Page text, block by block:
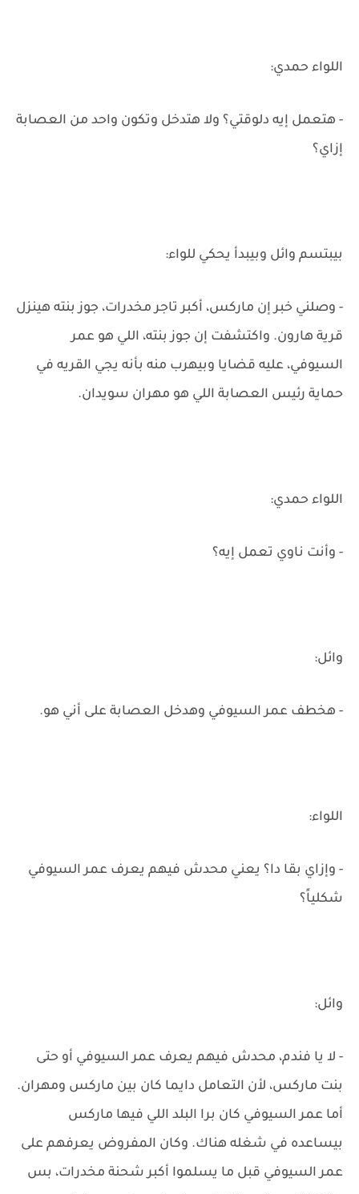
اللواء حمدي:
- هتعمل إيه دلوقتي؟ ولا هتدخل وتكون واحد من العصابة
إزاي؟
بيبتسم وائل وبيبدأ يحكي للواء:
- وصلني خبر إن ماركس، أكبر تاجر مخدرات، جوز بنته هينزل
قرية هارون. واكتشفت إن جوز بنته، اللي هو عمر
السيوفي، عليه قضايا وبيهرب منه بأنه يجي القريه في
حماية رئيس العصابة اللي هو مهران سويدان.
اللواء حمدي:
- وأنت ناوي تعمل إيه؟
وائل:
- هخطف عمر السيوفي وهدخل العصابة على أني هو.
اللواء:
- وإزاي بقا دا؟ يعني محدش فيهم يعرف عمر السيوفي
شكلياً؟
وائل:
- لا يا فندم، محدش فيهم يعرف عمر السيوفي أو حتى
بنت ماركس، لأن التعامل دايما كان بين ماركس ومهران.
أما عمر السيوفي كان برا البلد اللي فيها ماركس
بيساعده في شغله هناك. وكان المفروض يعرفهم على
عمر السيوفي قبل ما يسلموا أكبر شحنة مخدرات، بس